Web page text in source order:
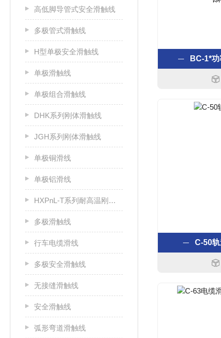
高低脚导管式安全滑触线
多极管式滑触线
H型单极安全滑触线
单极滑触线
单极组合滑触线
DHK系列刚体滑触线
JGH系列刚体滑触线
单极铜滑线
单极铝滑线
HXPnL-T系列耐高温刚体滑触线
多极滑触线
行车电缆滑线
多极安全滑触线
无接缝滑触线
安全滑触线
弧形弯道滑触线
BC-1*
C-50